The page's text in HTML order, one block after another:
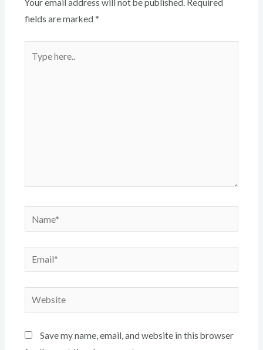
Your email address will not be published. Required
fields are marked *
here..
Name*
Email*
Website
Save my name, email, and website in this browser